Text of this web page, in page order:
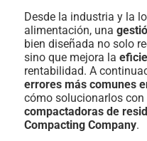
Desde la industria y la
alimentación, una
bien diseñada no solo
sino que mejora la
rentabilidad. A
errores más comunes
cómo solucionarlos
compactadoras de
Compacting Company.